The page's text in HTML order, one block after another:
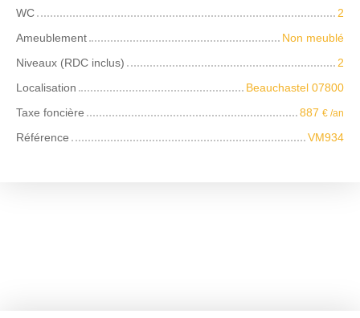
WC
2
Ameublement
Non meublé
Niveaux (RDC inclus)
2
Localisation
Beauchastel 07800
Taxe foncière
887 € /an
Référence VM934